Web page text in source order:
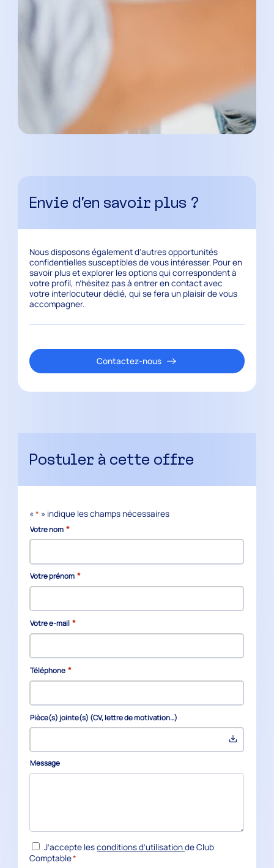
Envie d’en savoir plus ?
Nous disposons également d’autres opportunités
confidentielles susceptibles de vous intéresser. Pour en
savoir plus et explorer les options qui correspondent à
votre profil, n’hésitez pas à entrer en contact avec
votre interlocuteur dédié, qui se fera un plaisir de vous
accompagner.
Contactez-nous
Postuler à cette offre
«* » indique les champs nécessaires
Votre nom *
Votre prénom *
Votre e-mail *
Téléphone *
Pièce(s) jointe(s) (CV, lettre de motivation…)
Message
RGPD
* J’accepte lesconditions d’utilisationde Club
Comptable*